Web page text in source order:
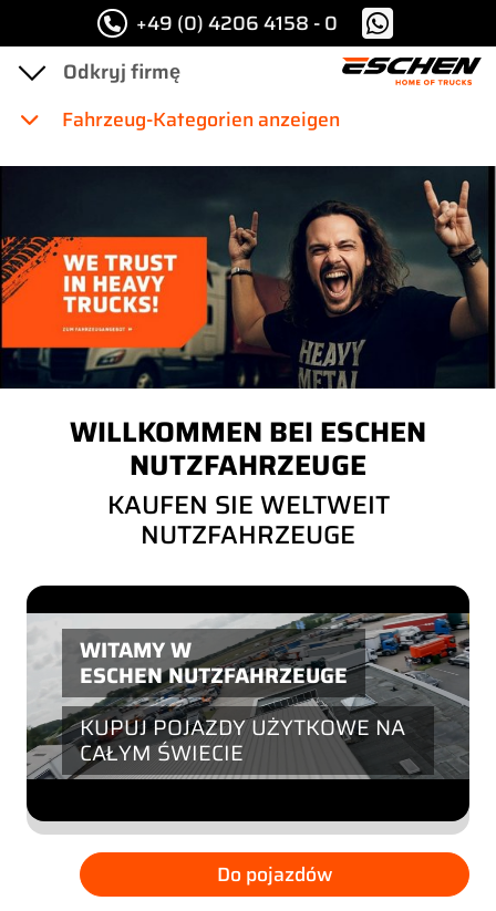
+49 (0) 4206 4158 - 0
Fahrzeug-Kategorien anzeigen
WILLKOMMEN BEI ESCHEN
NUTZFAHRZEUGE
KAUFEN SIE WELTWEIT
NUTZFAHRZEUGE
WITAMY W
ESCHEN NUTZFAHRZEUGE
KUPUJ POJAZDY UŻYTKOWE NA
CAŁYM ŚWIECIE
Do pojazdów